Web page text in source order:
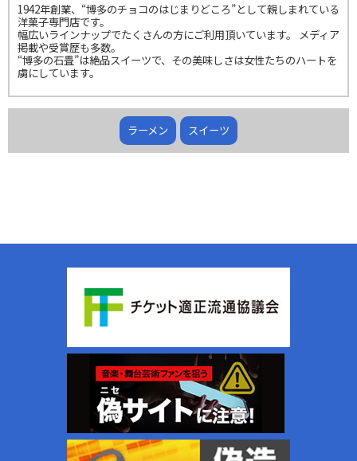
1942年創業、“博多のチョコのはじまりどころ”として親しまれている
洋菓子専門店です。
幅広いラインナップでたくさんの方にご利用頂いています。 メディア
掲載や受賞歴も多数。
“博多の石畳”は絶品スイーツで、その美味しさは女性たちのハートを
虜にしています。
ラーメン スイーツ